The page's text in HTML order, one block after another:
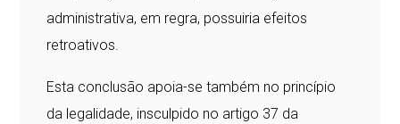
administrativa, em regra, possuiria efeitos
retroativos.
Esta conclusão apoia-se também no princípio
da legalidade, insculpido no artigo 37 da